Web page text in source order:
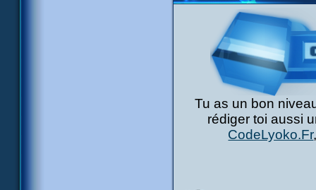
Tu as un bon
rédiger toi aussi
CodeLyoko.Fr